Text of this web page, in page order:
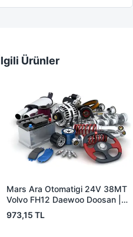
Ürünler
Mars Ara Otomatigi 24V 38MT
Volvo FH12 Daewoo Doosan |
ZM 4409 | OEM 10512097
973,15 TL